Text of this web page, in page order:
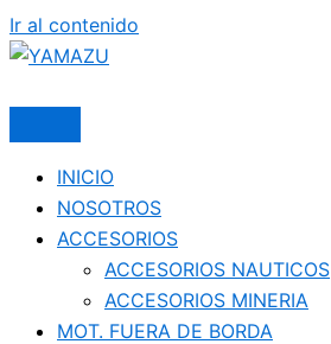
Ir al contenido
INICIO
NOSOTROS
ACCESORIOS
ACCESORIOS NAUTICOS
ACCESORIOS MINERIA
MOT. FUERA DE BORDA